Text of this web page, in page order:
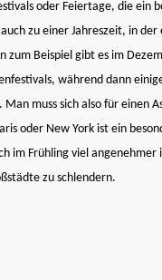
oder Feiertage, die ein
zu einer Jahreszeit, in der
zum Beispiel gibt es im
während dann
Man muss sich also für einen
oder New York ist ein
im Frühling viel angenehmer
zu schlendern.